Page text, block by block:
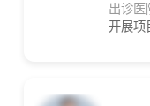
开展项